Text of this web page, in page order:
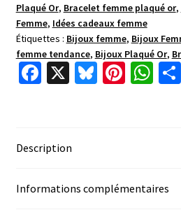
Plaqué Or, Bracelet femme plaqué or,
Femme, Idées cadeaux femme
Étiquettes : Bijoux femme, Bijoux
femme tendance, Bijoux Plaqué Or,
Fa
o
o
k
X Bl Pi W
p
P
Description
Informations complémentaires